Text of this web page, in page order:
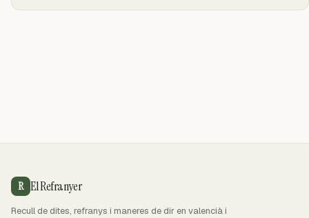
R El Refranyer
Recull de dites, refranys i maneres de dir en valencià i